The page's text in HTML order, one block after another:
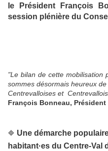
le Président François
session plénière du
"Le bilan de cette mobilisation
sommes désormais heureux
Centrevalloises et
François Bonneau,
🔷 Une démarche
habitant·es du Centre-Val